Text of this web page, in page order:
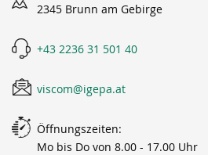
2345 Brunn am Gebirge
+43 2236 31 501 40
viscom@igepa.at
Öffnungszeiten:
Mo bis Do von 8.00 - 17.00 Uhr